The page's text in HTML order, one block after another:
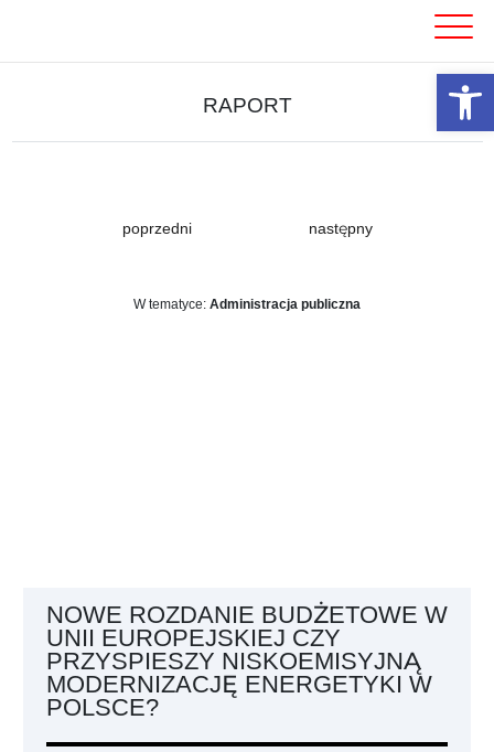
RAPORT
poprzedni następny
W tematyce: Administracja publiczna
NOWE ROZDANIE BUDŻETOWE W
UNII EUROPEJSKIEJ CZY
PRZYSPIESZY NISKOEMISYJNĄ
MODERNIZACJĘ ENERGETYKI W
POLSCE?